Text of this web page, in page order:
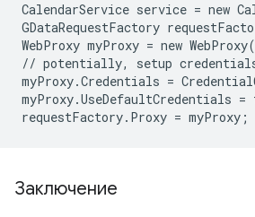
CalendarService service = new
GDataRequestFactory
WebProxy myProxy = new
// potentially, setup
myProxy.Credentials =
myProxy.UseDefaultCredentials
Заключение